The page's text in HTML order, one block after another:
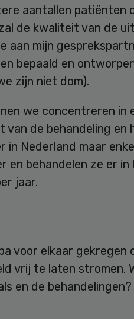
aantallen patiënten
de kwaliteit van de
aan mijn
bepaald en
zijn niet dom).
we concentreren in
van de behandeling en
in Nederland maar
en behandelen ze er in
jaar.
voor elkaar gekregen
vrij te laten stromen.
en de behandelingen?